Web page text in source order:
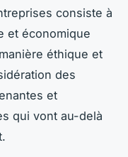
consiste à
et économique
éthique et
des
et
qui vont au-delà